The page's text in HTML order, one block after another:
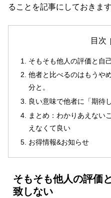
ることを記事にしておきます
目次
そもそも他人の評価と自
他者と比べるのはもうや
分と。
良い意味で他者に「期待
まとめ：わかりあえない
えなくて良い
お得情報&お知らせ
そもそも他人の評価
致しない